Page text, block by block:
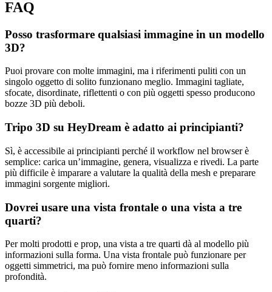
FAQ
Posso trasformare qualsiasi immagine in un modello
3D?
Puoi provare con molte immagini, ma i riferimenti puliti con un
singolo oggetto di solito funzionano meglio. Immagini tagliate,
sfocate, disordinate, riflettenti o con più oggetti spesso producono
bozze 3D più deboli.
Tripo 3D su HeyDream è adatto ai principianti?
Sì, è accessibile ai principianti perché il workflow nel browser è
semplice: carica un’immagine, genera, visualizza e rivedi. La parte
più difficile è imparare a valutare la qualità della mesh e preparare
immagini sorgente migliori.
Dovrei usare una vista frontale o una vista a tre
quarti?
Per molti prodotti e prop, una vista a tre quarti dà al modello più
informazioni sulla forma. Una vista frontale può funzionare per
oggetti simmetrici, ma può fornire meno informazioni sulla
profondità.